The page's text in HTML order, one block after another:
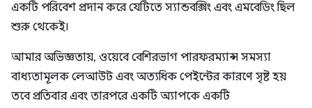
একটি পরিবেশ প্রদান করে যেটিতে স্যান্ডবক্সিং এবং এমবেডিং ছিল
শুরু থেকেই।
আমার অভিজ্ঞতায়, ওয়েবে বেশিরভাগ পারফরম্যান্স সমস্যা
বাধ্যতামূলক লেআউট এবং অত্যধিক পেইন্টের কারণে সৃষ্ট হয়
তবে প্রতিবার এবং তারপরে একটি অ্যাপকে একটি